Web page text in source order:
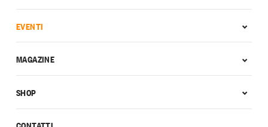
EVENTI
MAGAZINE
SHOP